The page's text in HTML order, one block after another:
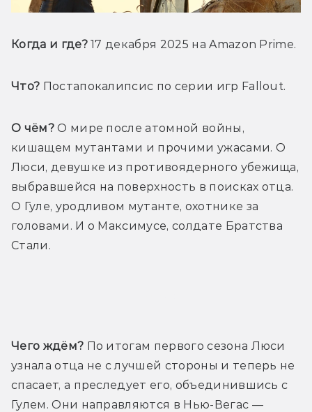
Когда и где? 17 декабря 2025 на Amazon Prime.
Что? Постапокалипсис по серии игр Fallout.
О чём? О мире после атомной войны,
кишащем мутантами и прочими ужасами. О
Люси, девушке из противоядерного убежища,
выбравшейся на поверхность в поисках отца.
О Гуле, уродливом мутанте, охотнике за
головами. И о Максимусе, солдате Братства
Стали.
Чего ждём? По итогам первого сезона Люси
узнала отца не с лучшей стороны и теперь не
спасает, а преследует его, объединившись с
Гулем. Они направляются в Нью-Вегас —